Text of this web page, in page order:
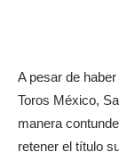
A pesar de
Toros México,
manera
retener el título